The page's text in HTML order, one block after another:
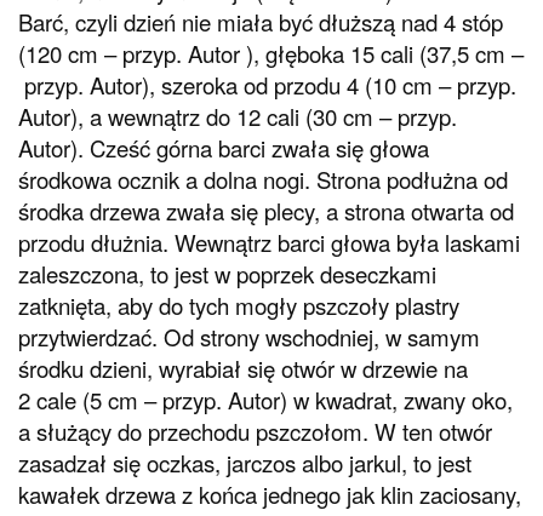
Barć, czyli dzień nie miała być dłuższą nad 4 stóp
(120 cm – przyp. Autor ), głęboka 15 cali (37,5 cm –
przyp. Autor), szeroka od przodu 4 (10 cm – przyp.
Autor), a wewnątrz do 12 cali (30 cm – przyp.
Autor). Cześć górna barci zwała się głowa
środkowa ocznik a dolna nogi. Strona podłużna od
środka drzewa zwała się plecy, a strona otwarta od
przodu dłużnia. Wewnątrz barci głowa była laskami
zaleszczona, to jest w poprzek deseczkami
zatknięta, aby do tych mogły pszczoły plastry
przytwierdzać. Od strony wschodniej, w samym
środku dzieni, wyrabiał się otwór w drzewie na
2 cale (5 cm – przyp. Autor) w kwadrat, zwany oko,
a służący do przechodu pszczołom. W ten otwór
zasadzał się oczkas, jarczos albo jarkul, to jest
kawałek drzewa z końca jednego jak klin zaciosany,